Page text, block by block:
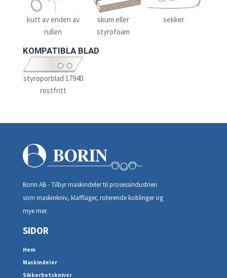
kutt av enden av
rullen
skum eller
styrofoam
sekker
KOMPATIBLA BLAD
styroporblad 17940
rostfritt
Borin AB - Tilbyr maskindeler til prosessindustrien
som maskinkniv, klafflager, roterende koblinger og
mye mer.
SIDOR
Hem
Maskindeler
Sikkerhetskniver